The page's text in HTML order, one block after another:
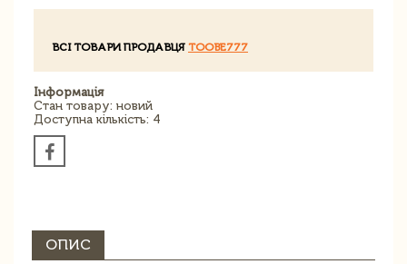
ВСІ ТОВАРИ ПРОДАВЦЯ TOOBE777
Інформація
Стан товару: новий
Доступна кількість: 4
ОПИС